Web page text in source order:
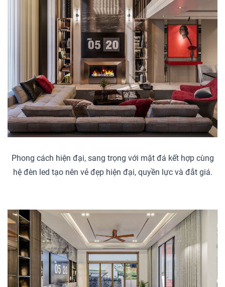
Phong cách hiện đại, sang trọng với mặt đá kết hợp cùng
hệ đèn led tạo nên vẻ đẹp hiện đại, quyền lực và đắt giá.